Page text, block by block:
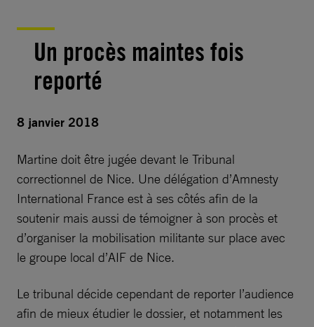
Un procès maintes fois
reporté
8 janvier 2018
Martine doit être jugée devant le Tribunal
correctionnel de Nice. Une délégation d’Amnesty
International France est à ses côtés afin de la
soutenir mais aussi de témoigner à son procès et
d’organiser la mobilisation militante sur place avec
le groupe local d’AIF de Nice.
Le tribunal décide cependant de reporter l’audience
afin de mieux étudier le dossier, et notamment les